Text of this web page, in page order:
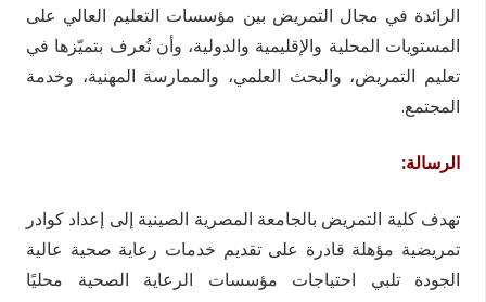
الرائدة في مجال التمريض بين مؤسسات التعليم العالي على
المستويات المحلية والإقليمية والدولية، وأن تُعرف بتميّزها في
تعليم التمريض، والبحث العلمي، والممارسة المهنية، وخدمة
المجتمع.
الرسالة:
تهدف كلية التمريض بالجامعة المصرية الصينية إلى إعداد كوادر
تمريضية مؤهلة قادرة على تقديم خدمات رعاية صحية عالية
الجودة تلبي احتياجات مؤسسات الرعاية الصحية محليًا